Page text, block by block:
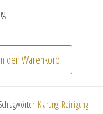
"Serapis Bey" Menge
In den Warenkorb
Klärung, Reinigung